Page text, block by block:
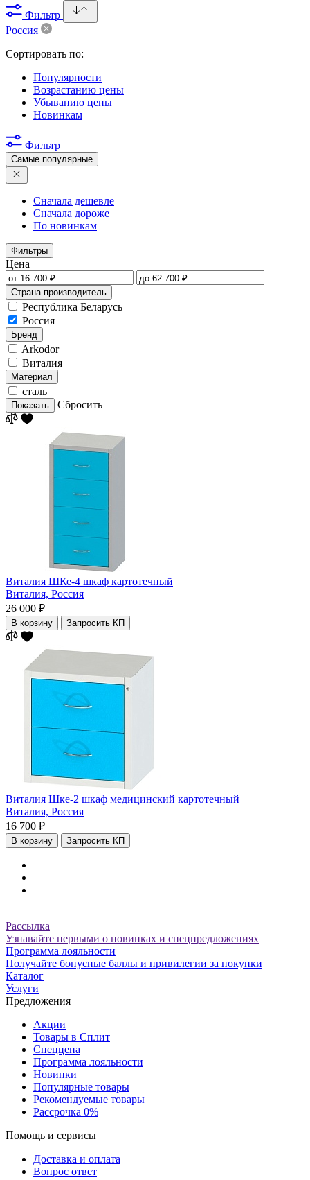
Фильтр
Россия
Сортировать по:
Популярности
Возрастанию цены
Убыванию цены
Новинкам
Фильтр
Самые популярные
Сначала дешевле
Сначала дороже
По новинкам
Фильтры
Цена
Страна производитель
Республика Беларусь
Россия
Бренд
Arkodor
Виталия
Материал
сталь
Показать Сбросить
Виталия ШКе-4 шкаф картотечный
Виталия, Россия
26 000 ₽
В корзину Запросить КП
Виталия Шке-2 шкаф медицинский картотечный
Виталия, Россия
16 700 ₽
В корзину Запросить КП
Рассылка
Узнавайте первыми о новинках и спецпредложениях
Программа лояльности
Получайте бонусные баллы и привилегии за покупки
Каталог
Услуги
Предложения
Акции
Товары в Сплит
Спеццена
Программа лояльности
Новинки
Популярные товары
Рекомендуемые товары
Рассрочка 0%
Помощь и сервисы
Доставка и оплата
Вопрос ответ